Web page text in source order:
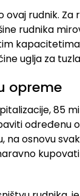
rudnik. Za
rudnika
uglja za
opreme
85
određenu
na osnovu